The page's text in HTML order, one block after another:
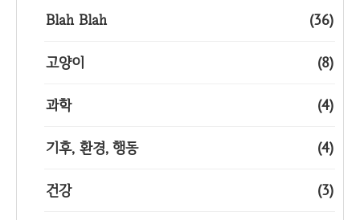
Blah Blah (36)
고양이 (8)
과학 (4)
기후, 환경, 행동 (4)
건강 (3)